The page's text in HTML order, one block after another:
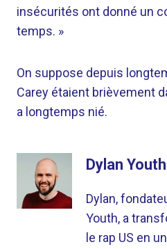
insécurités ont donné un
temps. »
On suppose depuis
Carey étaient brièvement
a longtemps nié.
Dylan Youth
Dylan,
Youth, a
le rap US en